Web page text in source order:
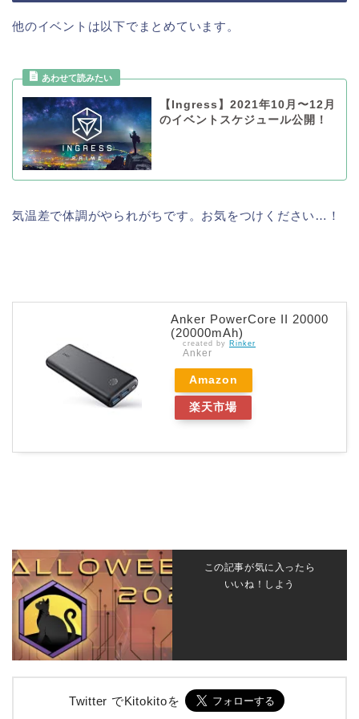
他のイベントは以下でまとめています。
【Ingress】2021年10月〜12月
のイベントスケジュール公開！
気温差で体調がやられがちです。お気をつけください…！
Anker PowerCore II 20000
(20000mAh)
created by Rinker
Anker
Amazon
楽天市場
この記事が気に入ったら
いいね！しよう
Twitter でKitokitoを